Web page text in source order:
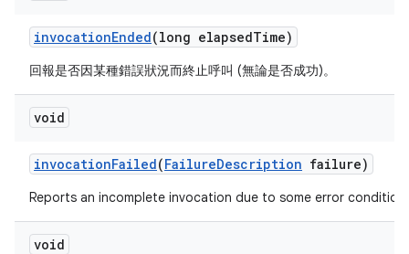
invocationEnded(long elapsedTime)
回報是否因某種錯誤狀況而終止呼叫 (無論是否成功)。
void
invocationFailed(FailureDescription failure)
Reports an incomplete invocation due to some error condition.
void